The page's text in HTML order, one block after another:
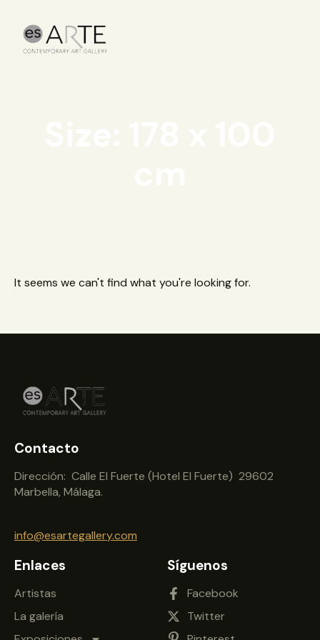
It seems we can't find what you're looking for.
Contacto
Dirección: Calle El Fuerte (Hotel El Fuerte) 29602
Marbella, Málaga.
info@esartegallery.com
Enlaces
Artistas
La galería
Síguenos
Facebook
Twitter